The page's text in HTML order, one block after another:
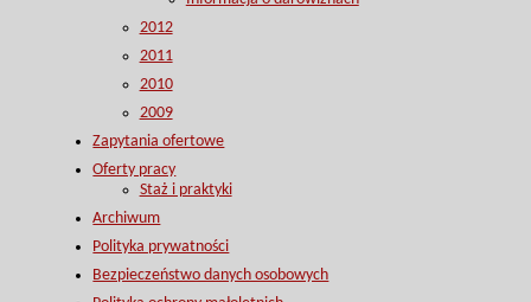
2012
2011
2010
2009
Zapytania ofertowe
Oferty pracy
Staż i praktyki
Archiwum
Polityka prywatności
Bezpieczeństwo danych osobowych